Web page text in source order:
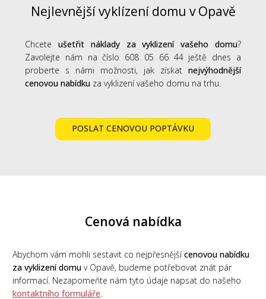
Nejlevnější vyklízení domu v Opavě
Chcete ušetřit náklady za vyklizení vašeho domu?
Zavolejte nám na číslo 608 05 66 44 ještě dnes a
proberte s námi možnosti, jak získat nejvýhodnější
cenovou nabídku za vyklizení vašeho domu na trhu.
POSLAT CENOVOU POPTÁVKU
Cenová nabídka
Abychom vám mohli sestavit co nejpřesnějšícenovou nabídku
za vyklizení domu v Opavě, budeme potřebovat znát pár
informací. Nezapomeňte nám tyto údaje napsat do našeho
kontaktního formuláře.